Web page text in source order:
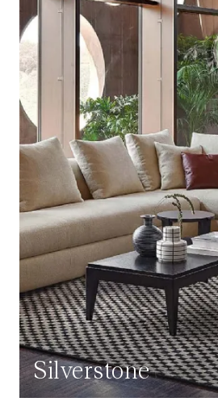
Silverstone